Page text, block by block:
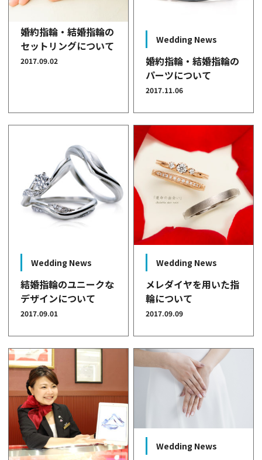
婚約指輪・結婚指輪の
セットリングについて
2017.09.02
Wedding News
婚約指輪・結婚指輪の
パーツについて
2017.11.06
Wedding News
結婚指輪のユニークな
デザインについて
2017.09.01
Wedding News
メレダイヤを用いた指
輪について
2017.09.09
Wedding News